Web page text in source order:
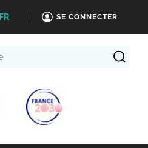
FR SE CONNECTER